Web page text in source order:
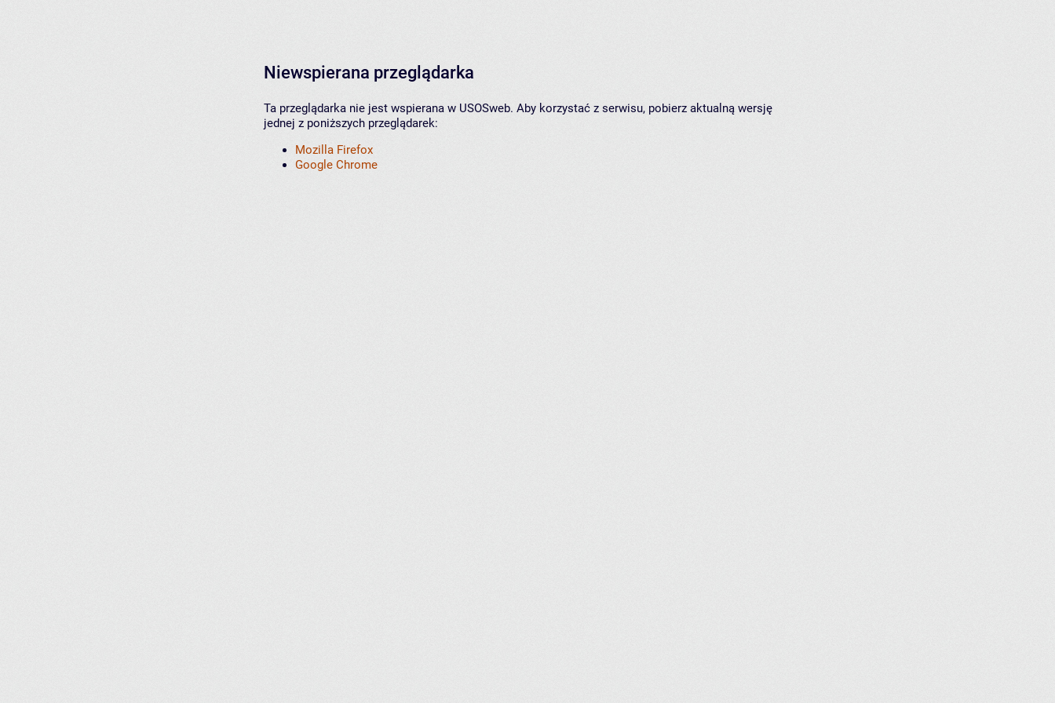
Niewspierana przeglądarka
Ta przeglądarka nie jest wspierana w USOSweb. Aby korzystać z serwisu, pobierz aktualną wersję
jednej z poniższych przeglądarek:
Mozilla Firefox
Google Chrome